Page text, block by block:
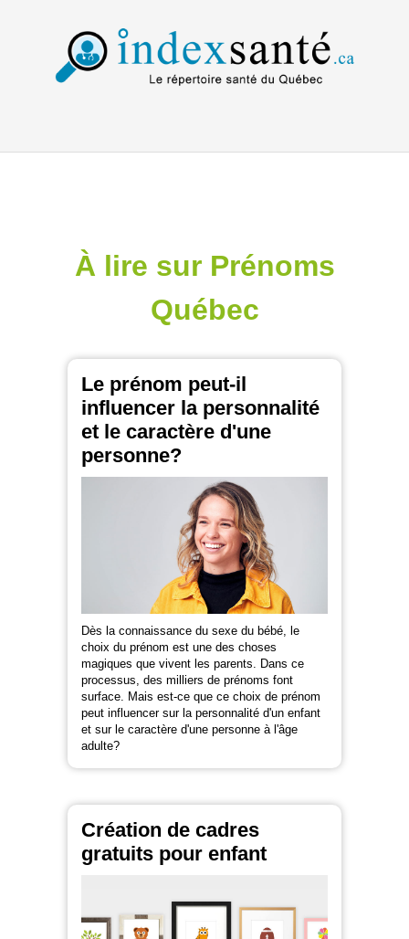
À lire sur Prénoms
Québec
Le prénom peut-il
influencer la personnalité
et le caractère d'une
personne?
Dès la connaissance du sexe du bébé, le
choix du prénom est une des choses
magiques que vivent les parents. Dans ce
processus, des milliers de prénoms font
surface. Mais est-ce que ce choix de prénom
peut influencer sur la personnalité d'un enfant
et sur le caractère d'une personne à l'âge
adulte?
Création de cadres
gratuits pour enfant